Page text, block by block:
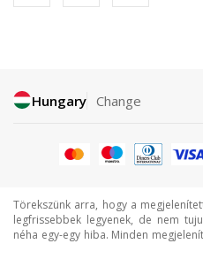
Hungary Change
Törekszünk arra, hogy a
legfrissebbek legyenek, de nem
néha egy-egy hiba. Minden